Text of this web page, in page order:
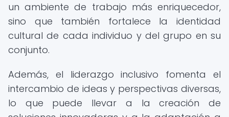
un ambiente de trabajo más enriquecedor,
sino que también fortalece la identidad
cultural de cada individuo y del grupo en su
conjunto.
Además, el liderazgo inclusivo fomenta el
intercambio de ideas y perspectivas diversas,
lo que puede llevar a la creación de